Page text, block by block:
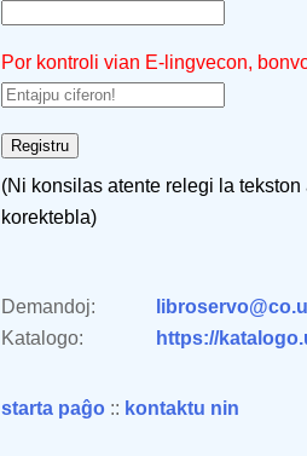
Por kontroli vian E-lingvecon,
(Ni konsilas atente relegi la
korektebla)
Demandoj:
Katalogo:
https://
starta paĝo :: kontaktu nin